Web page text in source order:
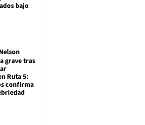
bajo
Nelson
grave tras
Ruta 5:
confirma